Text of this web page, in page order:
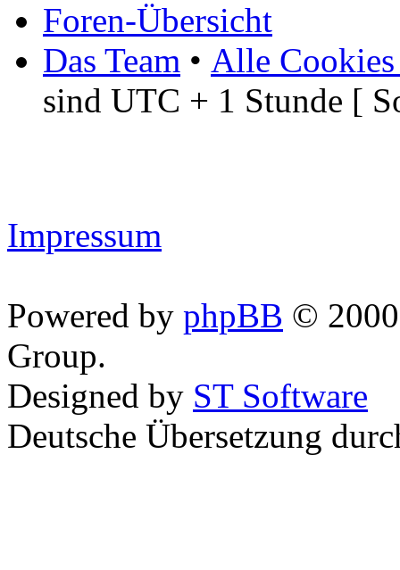
Foren-Übersicht
Das Team • Alle Cookies
sind UTC + 1 Stunde [
Impressum
Powered by phpBB ©
Group.
Designed by ST Software
Deutsche Übersetzung